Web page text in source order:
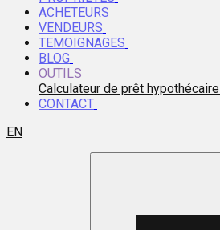
ACHETEURS
VENDEURS
TEMOIGNAGES
BLOG
OUTILS
Calculateur de prêt hypothécaire
CONTACT
EN